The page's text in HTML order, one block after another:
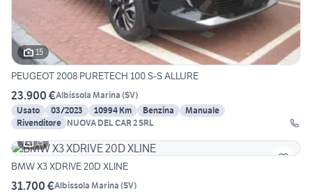
15
PEUGEOT 2008 PURETECH 100 S-S ALLURE
23.900 €Albissola Marina (SV)
Usato
03/2023 10994 Km Benzina
Manuale
Rivenditore NUOVA DEL CAR 2 SRL
15
BMW X3 XDRIVE 20D XLINE
31.700 €Albissola Marina (SV)